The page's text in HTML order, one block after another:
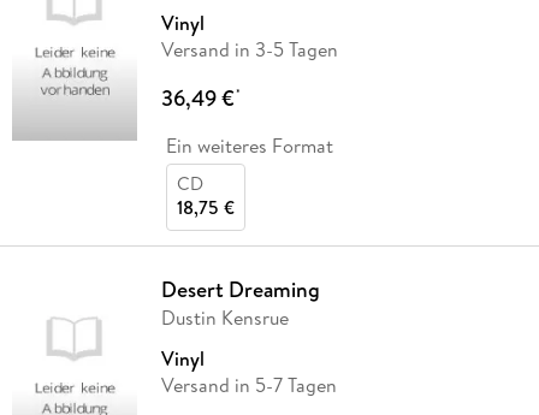
Vinyl
Versand in 3-5 Tagen
36,49 €*
Ein weiteres Format
CD
18,75 €
Desert Dreaming
Dustin Kensrue
Vinyl
Versand in 5-7 Tagen